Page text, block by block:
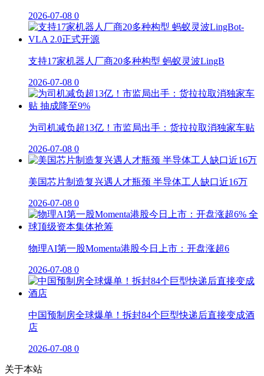
2026-07-08 0
支持17家机器人厂商20多种构型 蚂蚁灵波LingB
2026-07-08 0
为司机减负超13亿！市监局出手：货拉拉取消独家车贴
2026-07-08 0
美国芯片制造复兴遇人才瓶颈 半导体工人缺口近16万
2026-07-08 0
物理AI第一股Momenta港股今日上市：开盘涨超6
2026-07-08 0
中国预制房全球爆单！拆封84个巨型快递后直接变成酒
店
2026-07-08 0
关于本站